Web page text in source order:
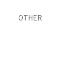
OTHER